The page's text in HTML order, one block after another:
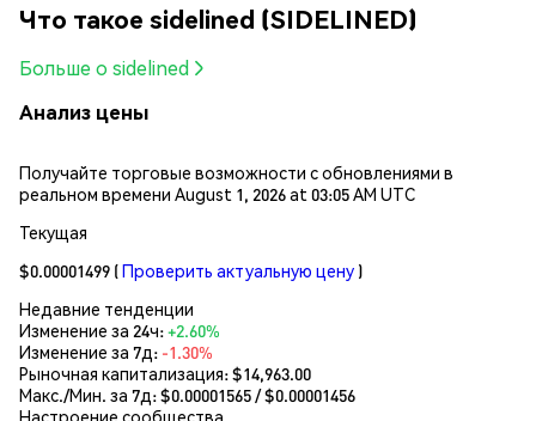
Что такое sidelined (SIDELINED)
Больше о sidelined
Анализ цены
Получайте торговые возможности с обновлениями в
реальном времени August 1, 2026 at 03:05 AM UTC
Текущая
$0.00001499 (Проверить актуальную цену )
Недавние тенденции
Изменение за 24ч:+2.60%
Изменение за 7д: -1.30%
Рыночная капитализация:$14,963.00
Макс./Мин. за 7д: $0.00001565/ $0.00001456
Настроение сообщества